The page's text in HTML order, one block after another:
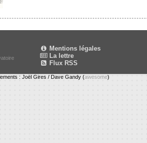
Mentions légales
La lettre
Flux RSS
: Joël Gires / Dave Gandy (awesome)